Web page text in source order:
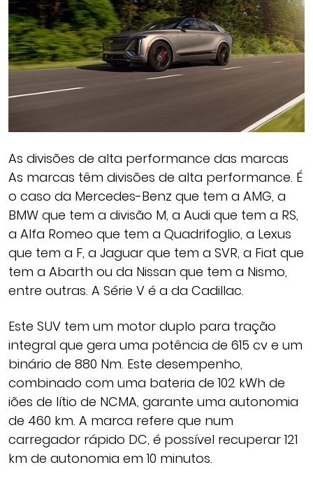
As divisões de alta performance das marcas
As marcas têm divisões de alta performance. É
o caso da Mercedes-Benz que tem a AMG, a
BMW que tem a divisão M, a Audi que tem a RS,
a Alfa Romeo que tem a Quadrifoglio, a Lexus
que tem a F, a Jaguar que tem a SVR, a Fiat que
tem a Abarth ou da Nissan que tem a Nismo,
entre outras. A Série V é a da Cadillac.
Este SUV tem um motor duplo para tração
integral que gera uma potência de 615 cv e um
binário de 880 Nm. Este desempenho,
combinado com uma bateria de 102 kWh de
iões de lítio de NCMA, garante uma autonomia
de 460 km. A marca refere que num
carregador rápido DC, é possível recuperar 121
km de autonomia em 10 minutos.